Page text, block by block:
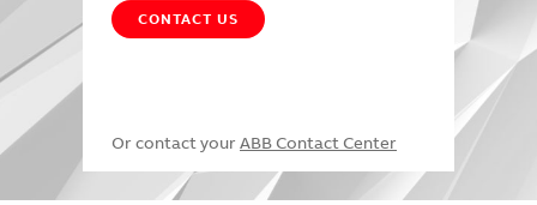
CONTACT US
Or contact your ABB Contact Center